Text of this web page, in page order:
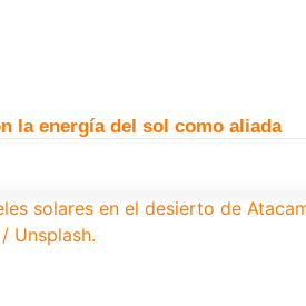
la energía del sol como aliada